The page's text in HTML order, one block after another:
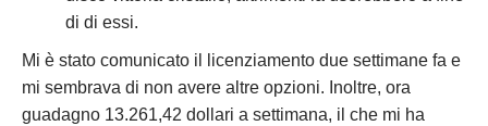
di di essi.
Mi è stato comunicato il licenziamento due settimane fa e
mi sembrava di non avere altre opzioni. Inoltre, ora
guadagno 13.261,42 dollari a settimana, il che mi ha